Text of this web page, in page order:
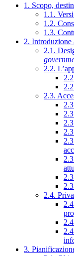
1. Scopo,
1.1.
1.2.
1.3.
2.
2.1.
2.2.
2.3.
2.4.
3.